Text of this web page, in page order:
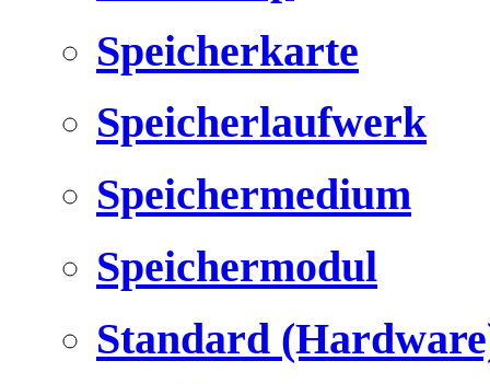
Speicherkarte
Speicherlaufwerk
Speichermedium
Speichermodul
Standard